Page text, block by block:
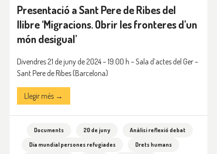
Presentació a Sant Pere de Ribes del
llibre ‘Migracions. Obrir les fronteres d’un
món desigual’
Divendres 21 de juny de 2024 – 19.00 h – Sala d’actes del Ger –
Sant Pere de Ribes (Barcelona)
Llegir més →
Documents 20 de juny
Anàlisi reflexió debat
Dia mundial persones refugiades
Drets humans